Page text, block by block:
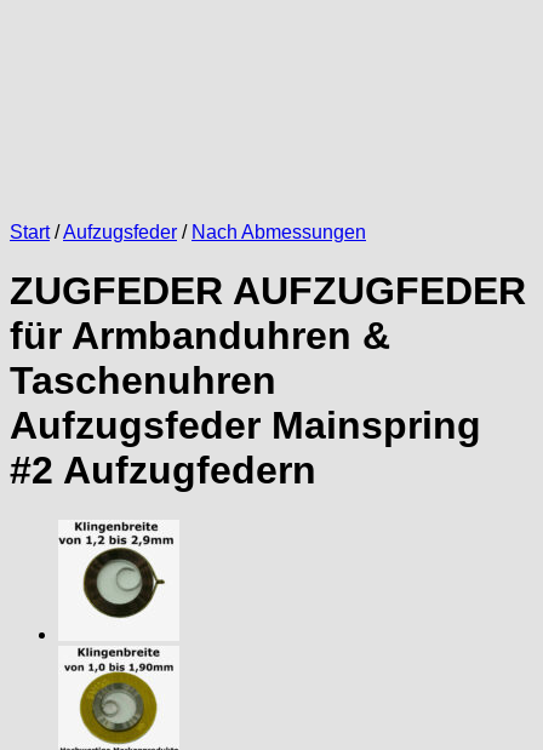
Start /Aufzugsfeder / Nach Abmessungen
ZUGFEDER AUFZUGFEDER
für Armbanduhren &
Taschenuhren
Aufzugsfeder Mainspring
#2 Aufzugfedern